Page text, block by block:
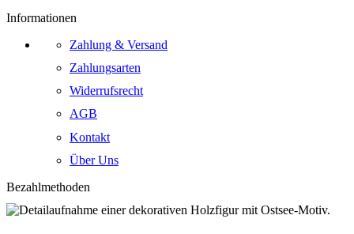
Informationen
Zahlung & Versand
Zahlungsarten
Widerrufsrecht
AGB
Kontakt
Über Uns
Bezahlmethoden